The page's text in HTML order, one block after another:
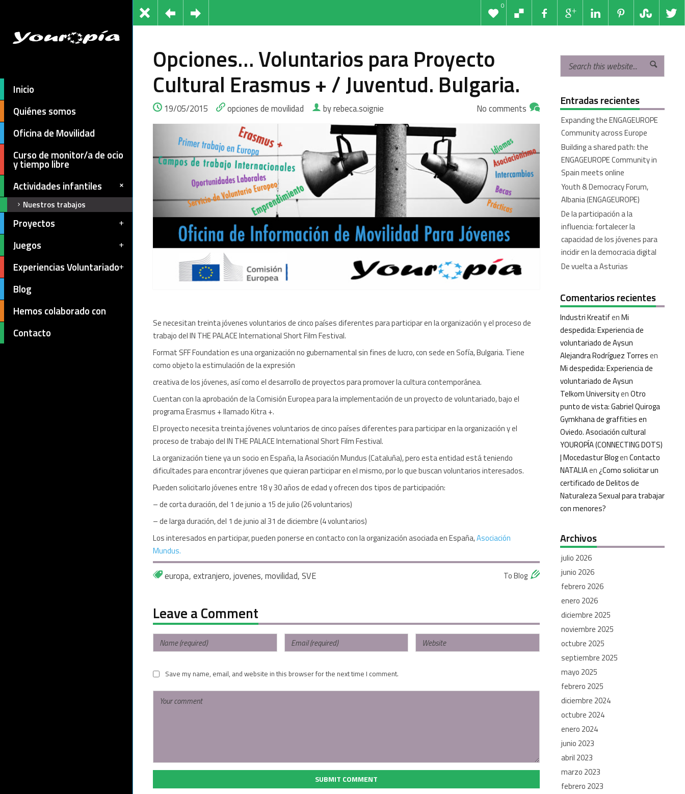
Inicio
Quiénes somos
Oficina de Movilidad
Curso de monitor/a de ocio
y tiempo libre
Actividades infantiles
Nuestros trabajos
Proyectos
Juegos
Experiencias Voluntariado
Blog
Hemos colaborado con
Contacto
Opciones… Voluntarios para Proyecto
Cultural Erasmus + / Juventud. Bulgaria.
19/05/2015 opciones de movilidad by rebeca.soignie No comments
Se necesitan treinta jóvenes voluntarios de cinco países diferentes para participar en la organización y el proceso de
trabajo del IN THE PALACE International Short Film Festival.
Format SFF Foundation es una organización no gubernamental sin fines de lucro, con sede en Sofía, Bulgaria. Tiene
como objeto la estimulación de la expresión
creativa de los jóvenes, así como el desarrollo de proyectos para promover la cultura contemporánea.
Cuentan con la aprobación de la Comisión Europea para la implementación de un proyecto de voluntariado, bajo el
programa Erasmus + llamado Kitra +.
El proyecto necesita treinta jóvenes voluntarios de cinco países diferentes para participar en la organización y el
proceso de trabajo del IN THE PALACE International Short Film Festival.
La organización tiene ya un socio en España, la Asociación Mundus (Cataluña), pero esta entidad está teniendo
dificultades para encontrar jóvenes que quieran participar en el mismo, por lo que buscan voluntarios interesados.
Pueden solicitarlo jóvenes entre 18 y 30 años de edad y ofrecen dos tipos de participación:
– de corta duración, del 1 de junio a 15 de julio (26 voluntarios)
– de larga duración, del 1 de junio al 31 de diciembre (4 voluntarios)
Los interesados en participar, pueden ponerse en contacto con la organización asociada en España,Asociación
Mundus.
europa, extranjero, jovenes, movilidad, SVE To Blog
Leave a Comment
Save my name, email, and website in this browser for the next time I comment.
SUBMIT COMMENT
Entradas recientes
Expanding the ENGAGEUROPE
Community across Europe
Building a shared path: the
ENGAGEUROPE Community in
Spain meets online
Youth & Democracy Forum,
Albania (ENGAGEUROPE)
De la participación a la
influencia: fortalecer la
capacidad de los jóvenes para
incidir en la democracia digital
De vuelta a Asturias
Comentarios recientes
Industri KreatifenMi
despedida: Experiencia de
voluntariado de Aysun
Alejandra Rodríguez Torresen
Mi despedida: Experiencia de
voluntariado de Aysun
Telkom UniversityenOtro
punto de vista: Gabriel Quiroga
Gymkhana de graffities en
Oviedo. Asociación cultural
YOUROPÍA (CONNECTING DOTS)
| Mocedastur BlogenContacto
NATALIAen¿Como solicitar un
certificado de Delitos de
Naturaleza Sexual para trabajar
con menores?
Archivos
julio 2026
junio 2026
febrero 2026
enero 2026
diciembre 2025
noviembre 2025
octubre 2025
septiembre 2025
mayo 2025
febrero 2025
diciembre 2024
octubre 2024
enero 2024
junio 2023
abril 2023
marzo 2023
febrero 2023
0